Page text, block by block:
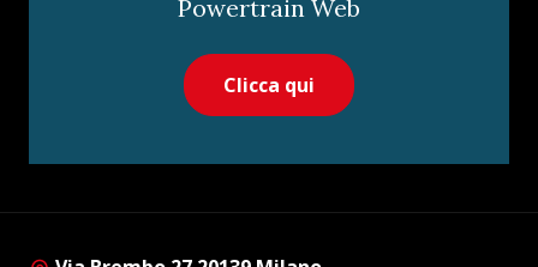
Powertrain Web
Clicca qui